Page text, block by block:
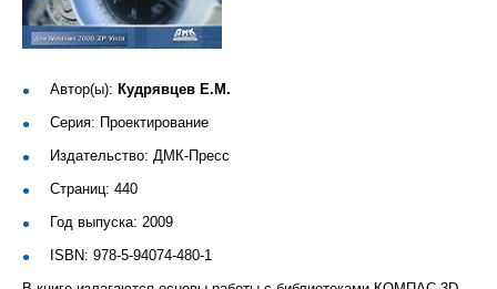
Автор(ы): Кудрявцев Е.М.
Серия: Проектирование
Издательство: ДМК-Пресс
Страниц: 440
Год выпуска: 2009
ISBN: 978-5-94074-480-1